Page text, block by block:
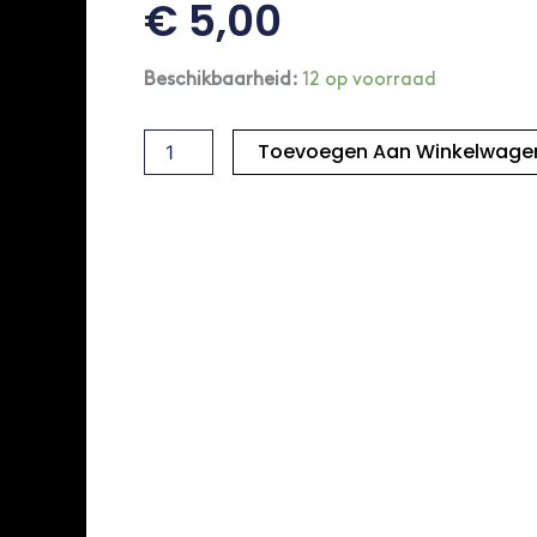
€ 5,00
Beschikbaarheid: 12 op voorraad
Lustrum
aantal
Toevoegen Aan